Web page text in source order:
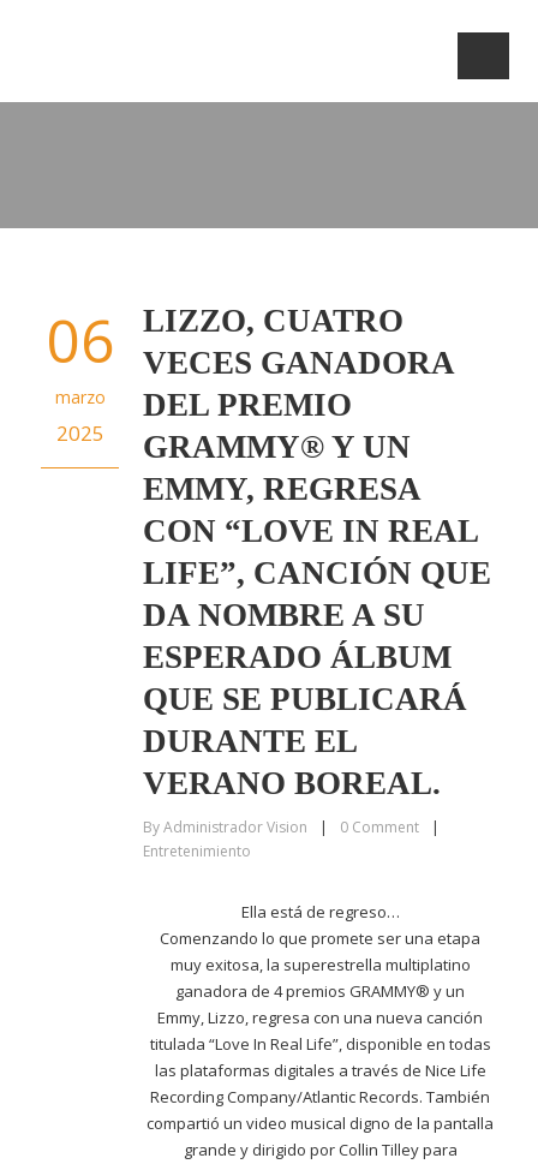
06
marzo
2025
LIZZO, CUATRO
VECES GANADORA
DEL PREMIO
GRAMMY® Y UN
EMMY, REGRESA
CON “LOVE IN REAL
LIFE”, CANCIÓN QUE
DA NOMBRE A SU
ESPERADO ÁLBUM
QUE SE PUBLICARÁ
DURANTE EL
VERANO BOREAL.
ByAdministrador Vision | 0 Comment
|
Entretenimiento
Ella está de regreso…
Comenzando lo que promete ser una etapa
muy exitosa, la superestrella multiplatino
ganadora de 4 premios GRAMMY® y un
Emmy, Lizzo, regresa con una nueva canción
titulada “Love In Real Life”, disponible en todas
las plataformas digitales a través de Nice Life
Recording Company/Atlantic Records. También
compartió un video musical digno de la pantalla
grande y dirigido por Collin Tilley para